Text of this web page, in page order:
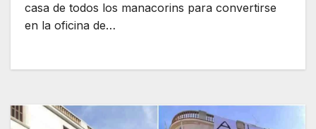
casa de todos los manacorins para convertirse
en la oficina de…